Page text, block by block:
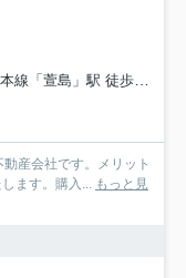
線「萱島」駅 徒歩29分
産会社です。メリット
ます。購入... もっと見